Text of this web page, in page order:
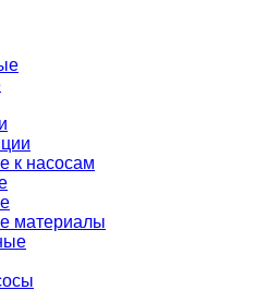
к насосам
материалы